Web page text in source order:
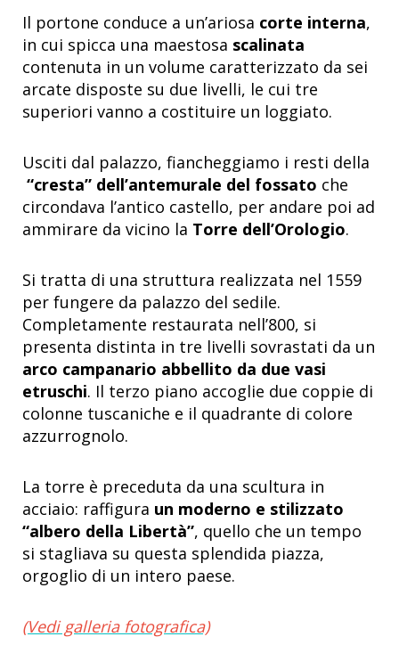
Il portone conduce a un’ariosa corte interna,
in cui spicca una maestosa scalinata
contenuta in un volume caratterizzato da sei
arcate disposte su due livelli, le cui tre
superiori vanno a costituire un loggiato.
Usciti dal palazzo, fiancheggiamo i resti della
“cresta” dell’antemurale del fossato che
circondava l’antico castello, per andare poi ad
ammirare da vicino la Torre dell’Orologio.
Si tratta di una struttura realizzata nel 1559
per fungere da palazzo del sedile.
Completamente restaurata nell’800, si
presenta distinta in tre livelli sovrastati da un
arco campanario abbellito da due vasi
etruschi. Il terzo piano accoglie due coppie di
colonne tuscaniche e il quadrante di colore
azzurrognolo.
La torre è preceduta da una scultura in
acciaio: raffigura un moderno e stilizzato
“albero della Libertà”, quello che un tempo
si stagliava su questa splendida piazza,
orgoglio di un intero paese.
(Vedi galleria fotografica)